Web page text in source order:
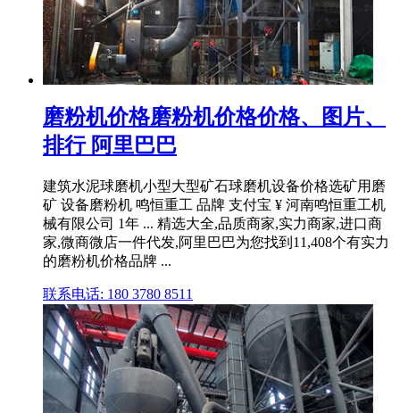
磨粉机价格磨粉机价格价格、图片、
排行 阿里巴巴
建筑水泥球磨机小型大型矿石球磨机设备价格选矿用磨
矿 设备磨粉机 鸣恒重工 品牌 支付宝 ¥ 河南鸣恒重工机
械有限公司 1年 ... 精选大全,品质商家,实力商家,进口商
家,微商微店一件代发,阿里巴巴为您找到11,408个有实力
的磨粉机价格品牌 ...
联系电话: 180 3780 8511